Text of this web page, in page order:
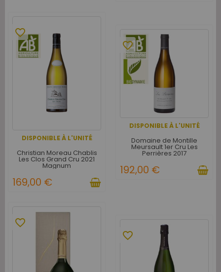
DISPONIBLE À L'UNITÉ
favorite_border
Christian Moreau Chablis
Les Clos Grand Cru 2021
Magnum
169,00 €
DISPONIBLE À L'UNITÉ
favorite_border
Domaine de Montille
Meursault 1er Cru Les
Perrières 2017
192,00 €
favorite_border
favorite_border